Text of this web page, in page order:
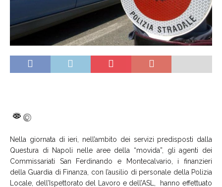
Nella giornata di ieri, nell’ambito dei servizi predisposti dalla
Questura di Napoli nelle aree della “movida”, gli agenti dei
Commissariati San Ferdinando e Montecalvario, i finanzieri
della Guardia di Finanza, con l’ausilio di personale della Polizia
Locale, dell’Ispettorato del Lavoro e dell’ASL, hanno effettuato